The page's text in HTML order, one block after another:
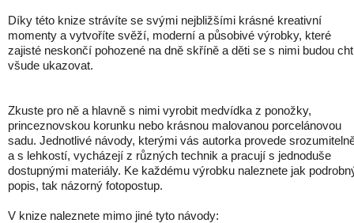
Díky této knize strávíte se svými nejbližšími krásné kreativní
momenty a vytvoříte svěží, moderní a působivé výrobky, které
zajisté neskončí pohozené na dně skříně a děti se s nimi budou
všude ukazovat.
Zkuste pro ně a hlavně s nimi vyrobit medvídka z ponožky,
princeznovskou korunku nebo krásnou malovanou porcelánovou
sadu. Jednotlivé návody, kterými vás autorka provede
a s lehkostí, vycházejí z různých technik a pracují s jednoduše
dostupnými materiály. Ke každému výrobku naleznete jak
popis, tak názorný fotopostup.
V knize naleznete mimo jiné tyto návody: